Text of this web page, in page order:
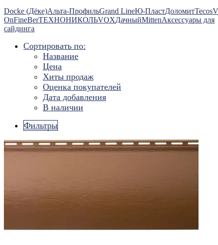
Docke (Дёке)Альта-ПрофильGrand LineЮ-ПластДоломитTecos
OnFineBerТЕХНОНИКОЛЬVOXДачныйMittenАксессуары для
сайдинга
Сортировать по:
Название
Цена
Хиты продаж
Оценка покупателей
Дата добавления
В наличии
Фильтры